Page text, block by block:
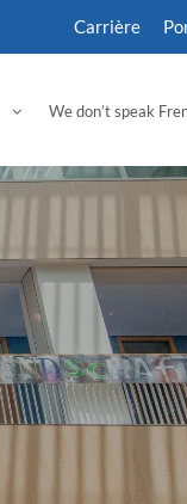
Carrière
We don’t speak